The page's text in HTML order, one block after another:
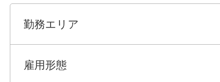
勤務エリア
雇用形態